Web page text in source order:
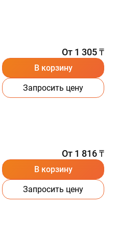
От 1 305 ₸
В корзину
Запросить цену
От 1 816 ₸
В корзину
Запросить цену